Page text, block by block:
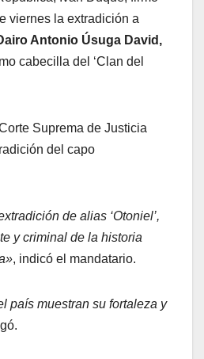
viernes la extradición a
Antonio Úsuga David,
cabecilla del ‘Clan del
Suprema de Justicia
del capo
de alias ‘Otoniel’,
y criminal de la historia
, indicó el mandatario.
país muestran su fortaleza y